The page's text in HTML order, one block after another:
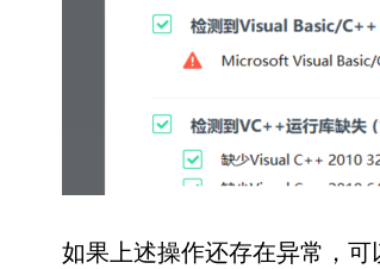
如果上述操作还存在异常，可